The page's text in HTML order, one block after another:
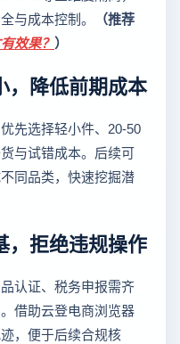
与成本控制。
（推荐
效果？ ）
，降低前期成本
先选择轻小件、20-50
与试错成本。后续可
同品类，快速挖掘潜
，拒绝违规操作
认证、税务申报需齐
借助云登电商浏览器
，便于后续合规核